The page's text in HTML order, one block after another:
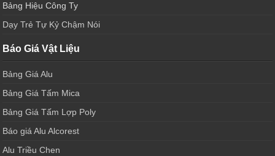
Bảng Hiệu Công Ty
Dạy Trẻ Tự Kỷ Chậm Nói
Báo Giá Vật Liệu
Bảng Giá Alu
Bảng Giá Tấm Mica
Bảng Giá Tấm Lợp Poly
Báo giá Alu Alcorest
Alu Triều Chen